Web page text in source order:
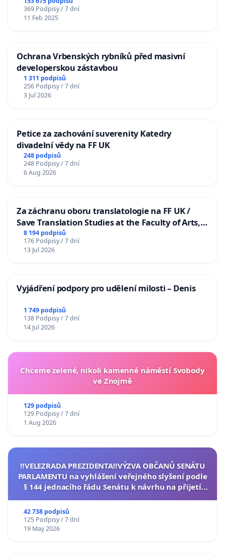
369 Podpisy / 7 dní
11 Feb 2025
Ochrana Vrbenských rybníků před masivní
developerskou zástavbou
1 311 podpisů
256 Podpisy / 7 dní
3 Jul 2026
Petice za zachování suverenity Katedry
divadelní vědy na FF UK
248 podpisů
248 Podpisy / 7 dní
6 Aug 2026
Za záchranu oboru translatologie na FF UK /
Save Translation Studies at the Faculty of Arts,
Charles University
8 194 podpisů
176 Podpisy / 7 dní
13 Jul 2026
Vyjádření podpory pro udělení milosti – Denis
1 749 podpisů
138 Podpisy / 7 dní
14 Jul 2026
Chceme zelené, nikoli kamenné náměstí Svobody
ve Znojmě
129 podpisů
129 Podpisy / 7 dní
1 Aug 2026
‼️VELEZRADA PREZIDENTA‼️VÝZVA OBČANŮ SENÁTU
PARLAMENTU na vyhlášení veřejného slyšení podle
§ 144 jednacího řádu Senátu k návrhu na přijetí
42 738 podpisů
125 Podpisy / 7 dní
19 May 2026